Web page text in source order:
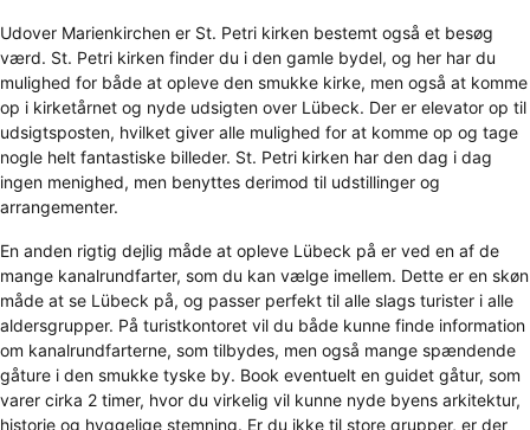
Udover Marienkirchen er St. Petri kirken bestemt også et besøg
værd. St. Petri kirken finder du i den gamle bydel, og her har du
mulighed for både at opleve den smukke kirke, men også at komme
op i kirketårnet og nyde udsigten over Lübeck. Der er elevator op til
udsigtsposten, hvilket giver alle mulighed for at komme op og tage
nogle helt fantastiske billeder. St. Petri kirken har den dag i dag
ingen menighed, men benyttes derimod til udstillinger og
arrangementer.
En anden rigtig dejlig måde at opleve Lübeck på er ved en af de
mange kanalrundfarter, som du kan vælge imellem. Dette er en skøn
måde at se Lübeck på, og passer perfekt til alle slags turister i alle
aldersgrupper. På turistkontoret vil du både kunne finde information
om kanalrundfarterne, som tilbydes, men også mange spændende
gåture i den smukke tyske by. Book eventuelt en guidet gåtur, som
varer cirka 2 timer, hvor du virkelig vil kunne nyde byens arkitektur,
historie og hyggelige stemning. Er du ikke til store grupper, er der